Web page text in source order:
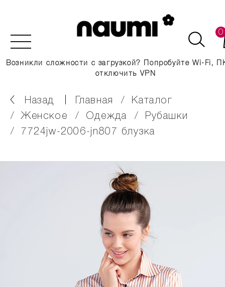
0
Возникли сложности с загрузкой? Попробуйте Wi-Fi,
отключить VPN
Назад главная
каталог
женское
одежда
рубашки
7724jw-2006-jn807 блузка